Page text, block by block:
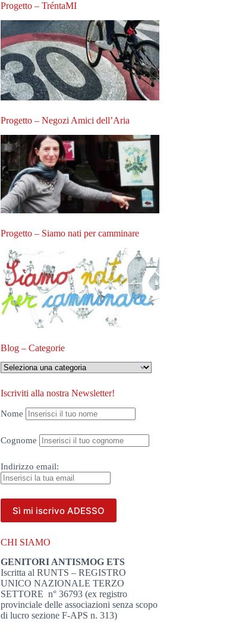
Progetto – TréntaMI
Progetto – Negozi Amici dell’Aria
Progetto – Siamo nati per camminare
Blog – Categorie
Blog
–
Iscriviti alla nostra Newsletter!
Nome
Cognome
Indirizzo email:
CHI SIAMO
GENITORI ANTISMOG ETS
Iscritta al RUNTS – REGISTRO
UNICO NAZIONALE TERZO
SETTORE n° 36793 (ex registro
provinciale delle associazioni senza scopo
di lucro sezione F-APS n. 313)